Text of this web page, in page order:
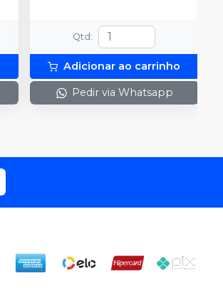
Qtd :
Adicionar ao carrinho
Pedir via Whatsapp